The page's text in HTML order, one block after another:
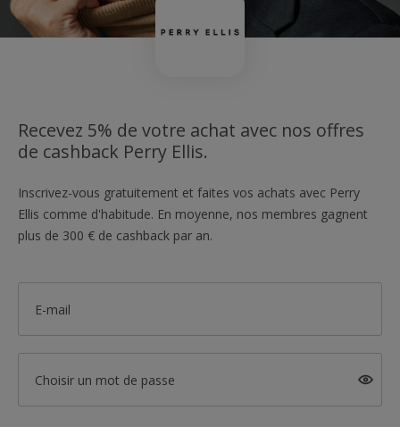
Recevez 5% de votre achat avec nos offres
de cashback Perry Ellis.
Inscrivez-vous gratuitement et faites vos achats avec Perry
Ellis comme d'habitude. En moyenne, nos membres gagnent
plus de 300 € de cashback par an.
E-mail
Choisir un mot de passe